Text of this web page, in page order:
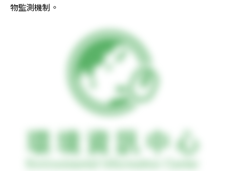
物監測機制。